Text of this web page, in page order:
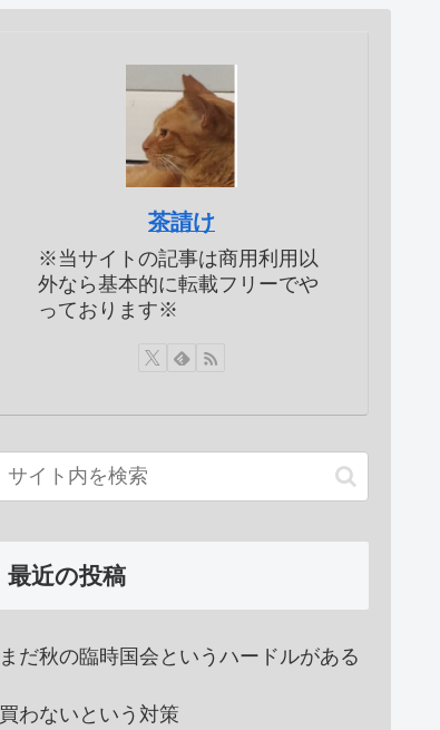
茶請け
※当サイトの記事は商用利用以
外なら基本的に転載フリーでや
っております※
最近の投稿
まだ秋の臨時国会というハードルがある
買わないという対策